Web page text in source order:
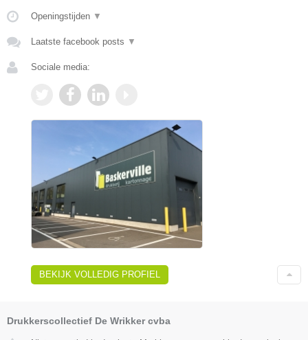
Openingstijden ▼
Laatste facebook posts ▼
Sociale media:
BEKIJK VOLLEDIG PROFIEL
Drukkerscollectief De Wrikker cvba